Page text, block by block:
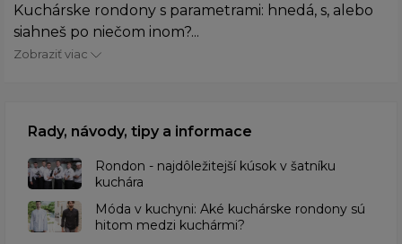
Kuchárske rondony s parametrami: hnedá, s, alebo
siahneš po niečom inom?...
Zobraziť viac
Rady, návody, tipy a informace
Rondon - najdôležitejší kúsok v šatníku
kuchára
​Móda v kuchyni: Aké kuchárske rondony sú
hitom medzi kuchármi?